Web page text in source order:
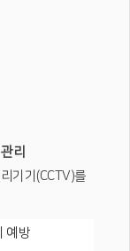
리
기기(CCTV)를
예방